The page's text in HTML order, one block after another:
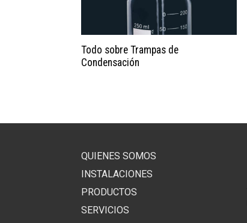
Todo sobre Trampas de
Condensación
QUIENES SOMOS
INSTALACIONES
PRODUCTOS
SERVICIOS